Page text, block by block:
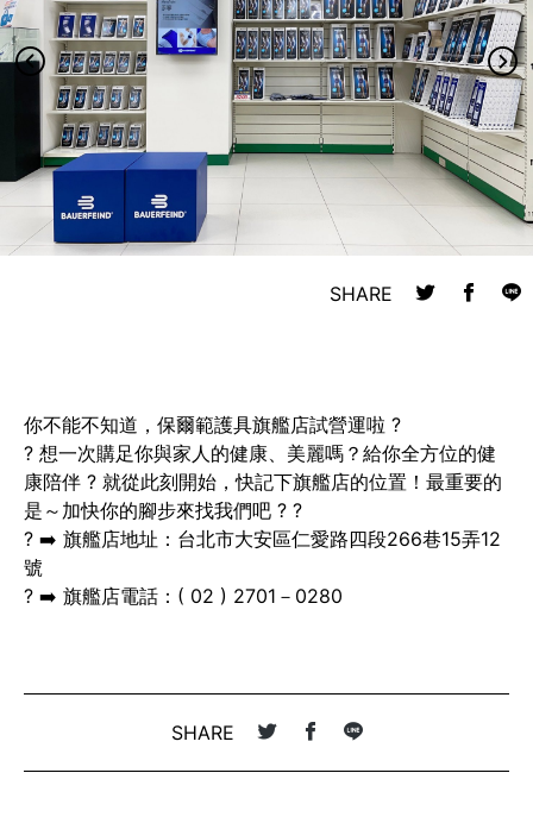
SHARE
你不能不知道，保爾範護具旗艦店試營運啦 ?
? 想一次購足你與家人的健康、美麗嗎？給你全方位的健
康陪伴 ? 就從此刻開始，快記下旗艦店的位置！最重要的
是​～加快你的腳步來找我們吧 ? ?
? ➡️ 旗艦店地址：台北市大安區仁愛路四段266巷15弄12
號
? ➡️ 旗艦店電話：( 02 ) 2701－0280
SHARE